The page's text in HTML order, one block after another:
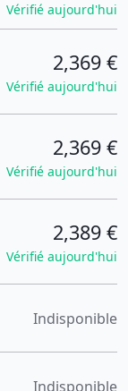
Vérifié aujourd'hui
2,369 €
Vérifié aujourd'hui
2,369 €
Vérifié aujourd'hui
2,389 €
Vérifié aujourd'hui
Indisponible
Indisponible